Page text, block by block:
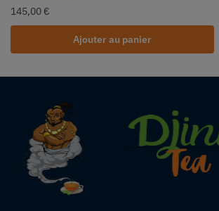
145,00 €
Ajouter au panier